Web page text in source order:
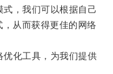
，我们可以根据自己
从而获得更佳的网络
化工具，为我们提供